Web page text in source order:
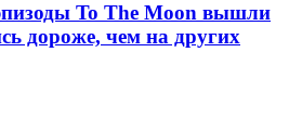
To The Moon вышли
дороже, чем на других